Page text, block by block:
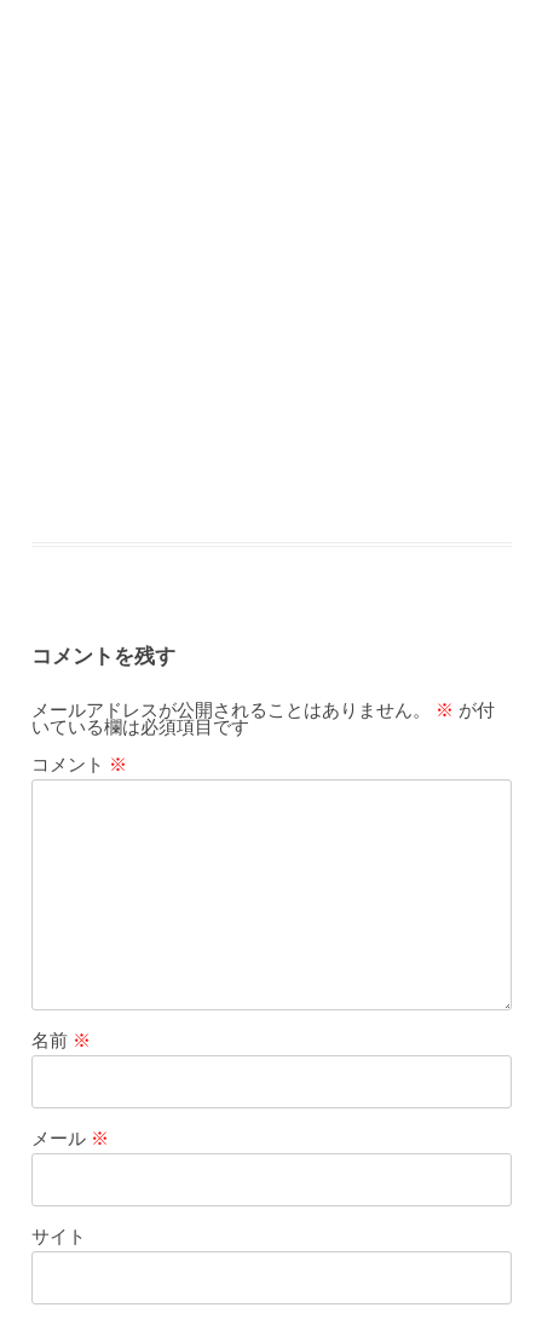
コメントを残す
メールアドレスが公開されることはありません。 ※ が付
いている欄は必須項目です
コメント ※
名前 ※
メール ※
サイト